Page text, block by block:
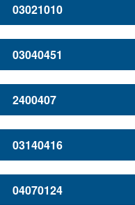
03021010
03040451
2400407
03140416
04070124